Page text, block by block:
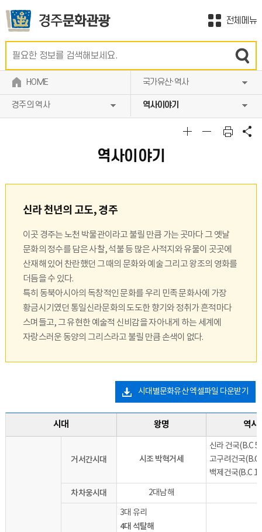
전체메뉴
HOME 국가유산·역사
경주의 역사 역사이야기
역사이야기
신라 천년의 고도, 경주
이곳 경주는 노천 박물관이라고 불릴 만큼 가는 곳마다 그 옛날
문화의 정수를 담은 사찰, 석불 등 많은 사적지와 유물이 곳곳에
산재해 있어 찬란했던 그 때의 문화와 예술 그리고 왕조의 영화를
더듬을 수 있다.
특히 동북아시아의 독창적인 문화를 우리 민족 문화사에 가장
황금시기였던 통일신라문화의 도도한 향기와 정취가 흔적마다
스며들고, 그 유현한 예술적 신비감을 자아내게 하는 세계에
자랑스러운 동양의 그리스라고 불릴 만큼 손색이 없다.
시대별문화유산 엑셀파일 다운받기
시대 왕명 역사
거서간시대 시조 박혁거세
신라 건국(B.C
고구려건국(B.C
백제건국(B.C
차차웅시대 2대남해
3대 유리
4대 석탈해